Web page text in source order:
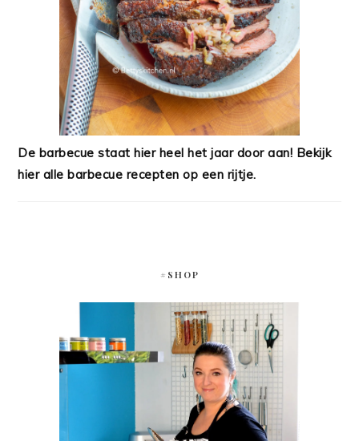
De barbecue staat hier heel het jaar door aan! Bekijk
hier alle barbecue recepten op een rijtje.
#SHOP